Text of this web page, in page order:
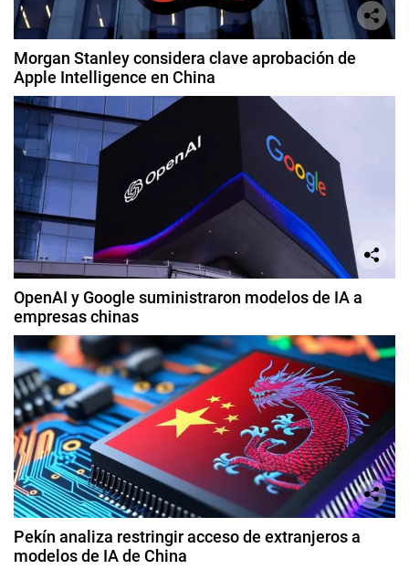
Morgan Stanley considera clave aprobación de
Apple Intelligence en China
OpenAI y Google suministraron modelos de IA a
empresas chinas
Pekín analiza restringir acceso de extranjeros a
modelos de IA de China